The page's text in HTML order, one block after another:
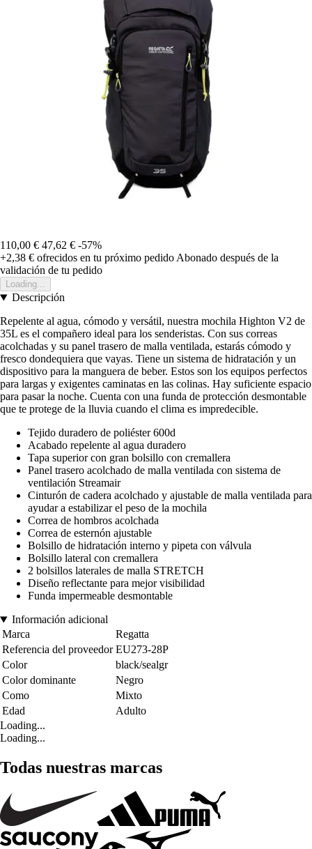
110,00 € 47,62 € -57%
+2,38 € ofrecidos en tu próximo pedido Abonado después de la
validación de tu pedido
Loading...
Descripción
Repelente al agua, cómodo y versátil, nuestra mochila Highton V2 de
35L es el compañero ideal para los senderistas. Con sus correas
acolchadas y su panel trasero de malla ventilada, estarás cómodo y
fresco dondequiera que vayas. Tiene un sistema de hidratación y un
dispositivo para la manguera de beber. Estos son los equipos perfectos
para largas y exigentes caminatas en las colinas. Hay suficiente espacio
para pasar la noche. Cuenta con una funda de protección desmontable
que te protege de la lluvia cuando el clima es impredecible.
Tejido duradero de poliéster 600d
Acabado repelente al agua duradero
Tapa superior con gran bolsillo con cremallera
Panel trasero acolchado de malla ventilada con sistema de
ventilación Streamair
Cinturón de cadera acolchado y ajustable de malla ventilada para
ayudar a estabilizar el peso de la mochila
Correa de hombros acolchada
Correa de esternón ajustable
Bolsillo de hidratación interno y pipeta con válvula
Bolsillo lateral con cremallera
2 bolsillos laterales de malla STRETCH
Diseño reflectante para mejor visibilidad
Funda impermeable desmontable
Información adicional
Marca
Regatta
Referencia del proveedor EU273-28P
Color
black/sealgr
Color dominante
Negro
Como
Mixto
Edad
Adulto
Loading...
Loading...
Todas nuestras marcas